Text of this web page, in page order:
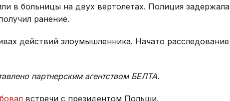
в больницы на двух вертолетах. Полиция задержала
ранение.
действий злоумышленника. Начато расследование
партнерским агентством БЕЛТА.
встречи с президентом Польши.